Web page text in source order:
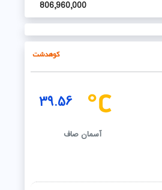
806,960,000
کوهدشت
39.56
آسمان صاف